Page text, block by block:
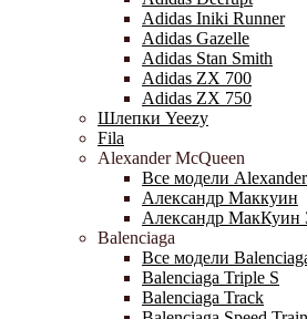
Adidas Iniki Runner
Adidas Gazelle
Adidas Stan Smith
Adidas ZX 700
Adidas ZX 750
Шлепки Yeezy
Fila
Alexander McQueen
Все модели
Александр Маккуин
Александр МакКуин
Balenciaga
Все модели
Balenciaga Triple S
Balenciaga Track